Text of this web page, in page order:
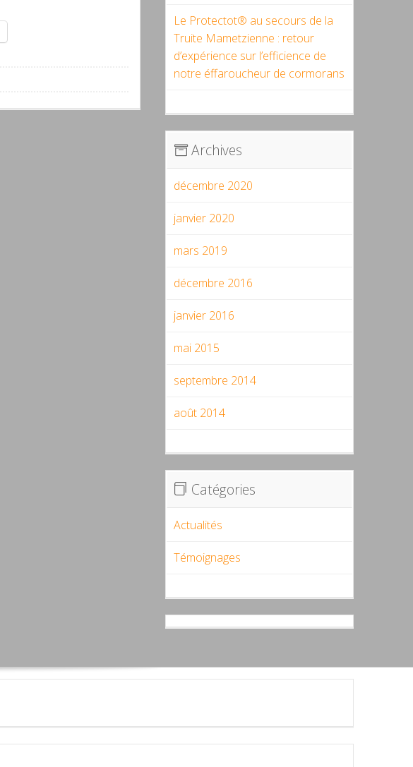
Le Protectot® au secours de la
Truite Mametzienne : retour
d’expérience sur l’efficience de
notre éffaroucheur de cormorans
Archives
décembre 2020
janvier 2020
mars 2019
décembre 2016
janvier 2016
mai 2015
septembre 2014
août 2014
Catégories
Actualités
Témoignages